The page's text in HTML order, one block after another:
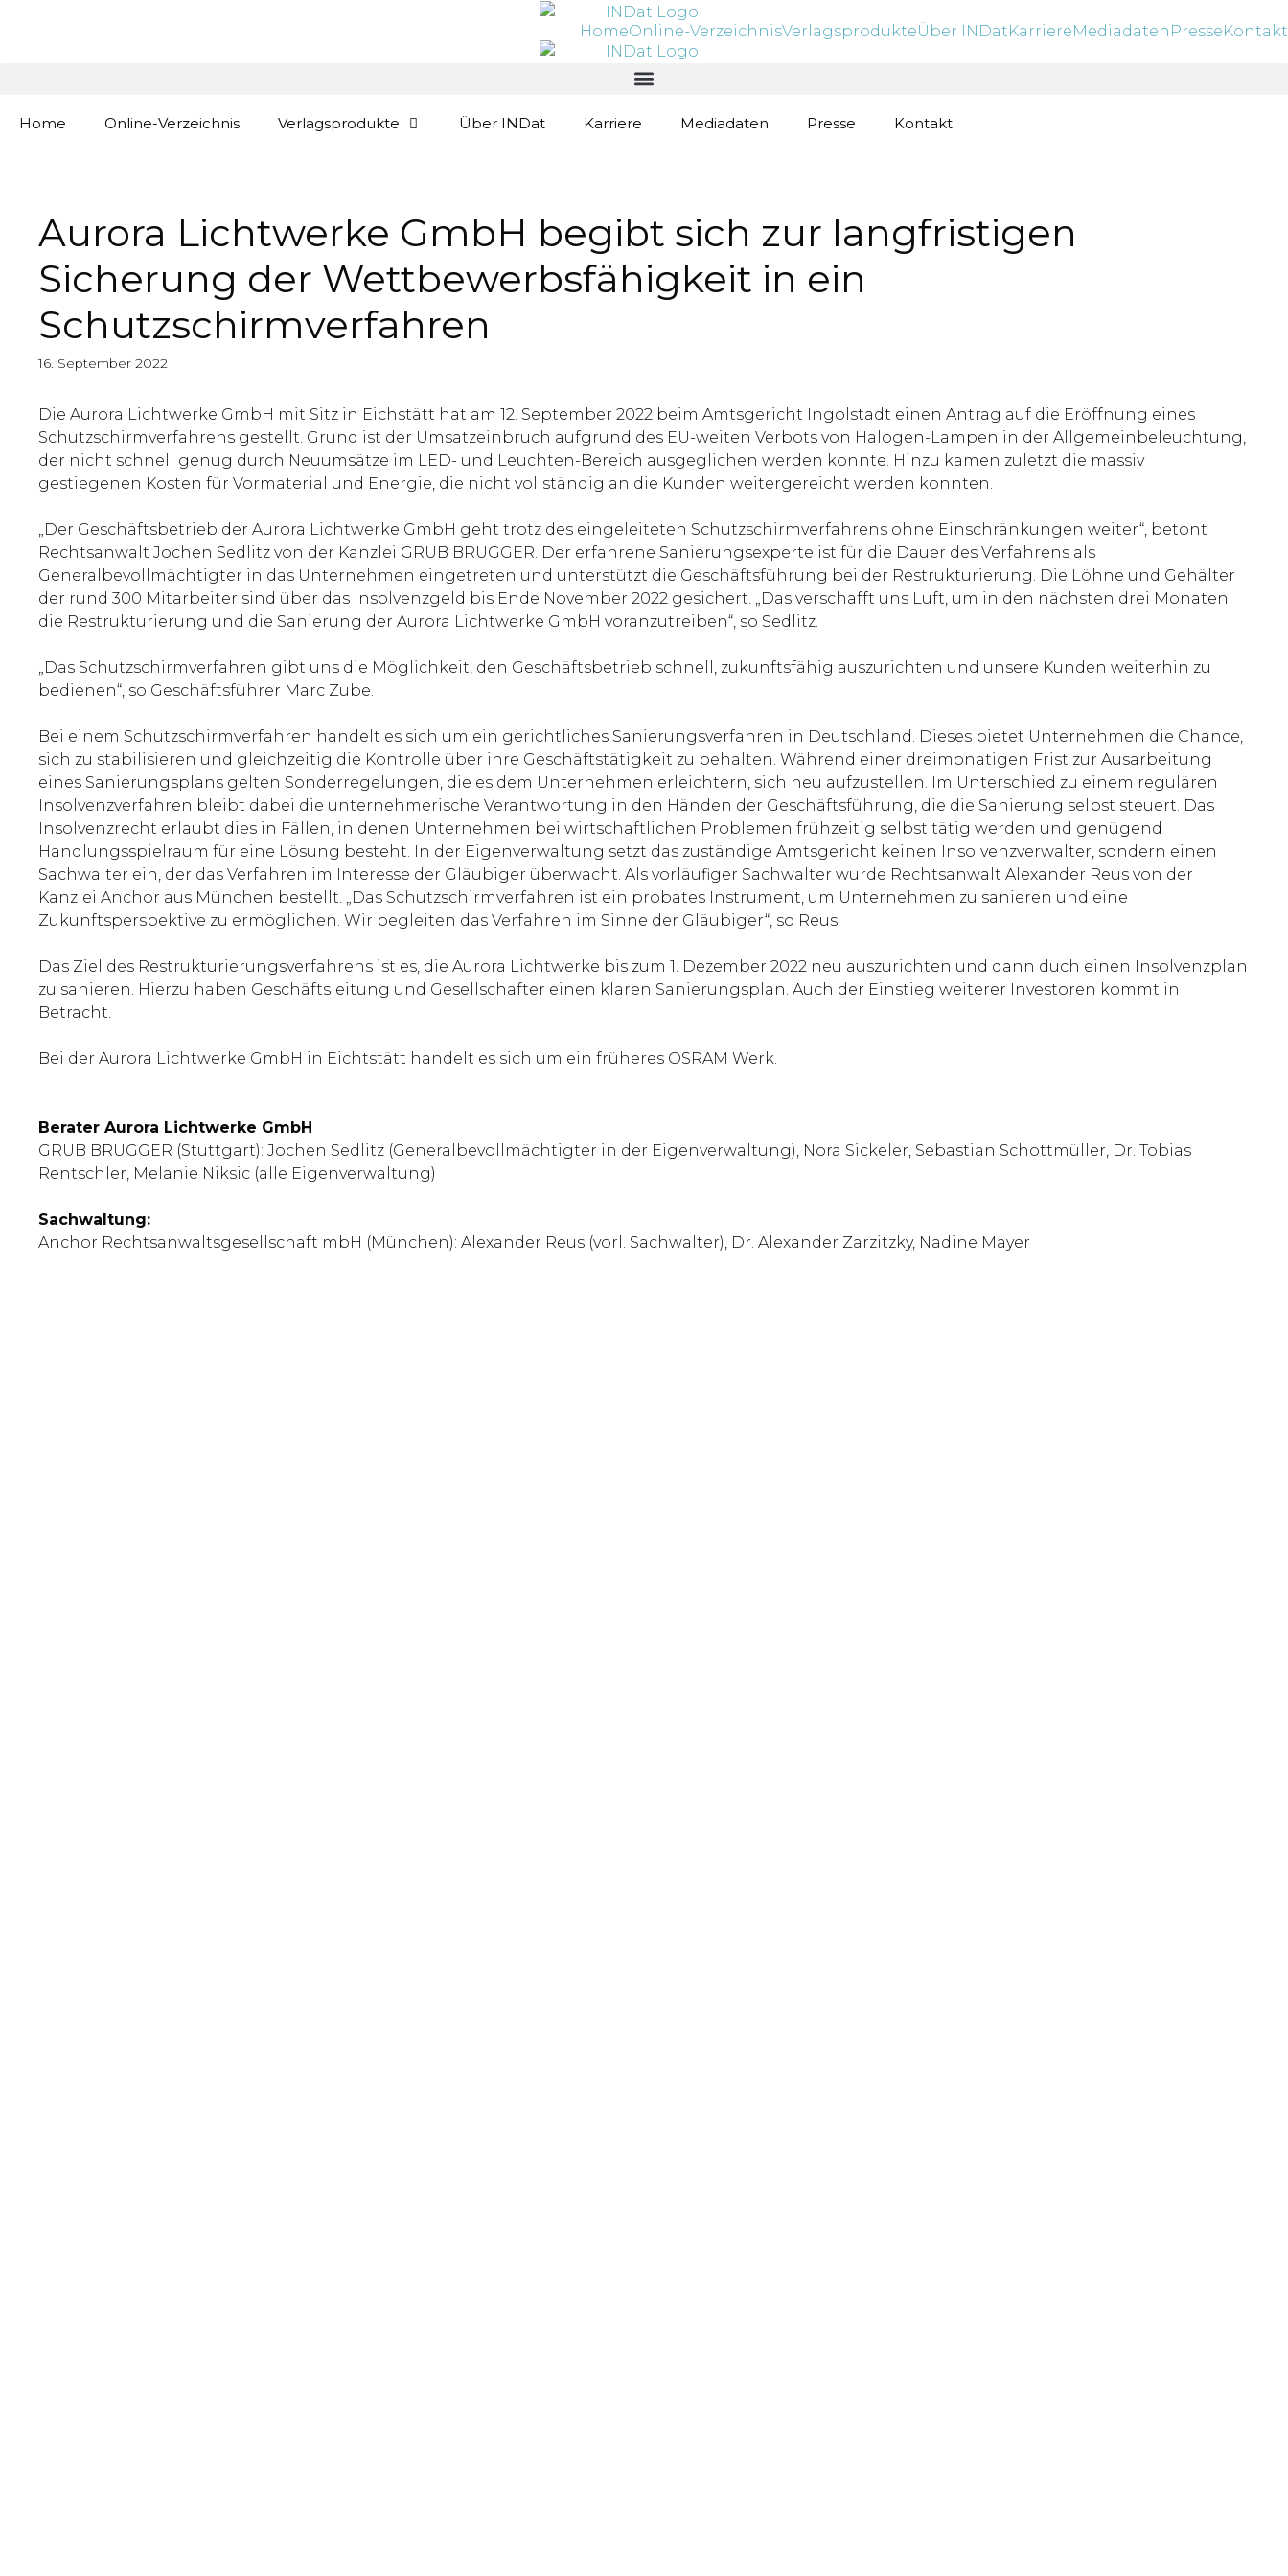
HomeOnline-VerzeichnisVerlagsprodukteÜber INDatKarriereMediadaten PresseKontakt
Home Online-Verzeichnis Verlagsprodukte Über INDat Karriere Mediadaten Presse Kontakt
Aurora Lichtwerke GmbH begibt sich zur langfristigen
Sicherung der Wettbewerbsfähigkeit in ein
Schutzschirmverfahren
16. September 2022
Die Aurora Lichtwerke GmbH mit Sitz in Eichstätt hat am 12. September 2022 beim Amtsgericht Ingolstadt einen Antrag auf die Eröffnung eines
Schutzschirmverfahrens gestellt. Grund ist der Umsatzeinbruch aufgrund des EU-weiten Verbots von Halogen-Lampen in der Allgemeinbeleuchtung,
der nicht schnell genug durch Neuumsätze im LED- und Leuchten-Bereich ausgeglichen werden konnte. Hinzu kamen zuletzt die massiv
gestiegenen Kosten für Vormaterial und Energie, die nicht vollständig an die Kunden weitergereicht werden konnten.
„Der Geschäftsbetrieb der Aurora Lichtwerke GmbH geht trotz des eingeleiteten Schutzschirmverfahrens ohne Einschränkungen weiter“, betont
Rechtsanwalt Jochen Sedlitz von der Kanzlei GRUB BRUGGER. Der erfahrene Sanierungsexperte ist für die Dauer des Verfahrens als
Generalbevollmächtigter in das Unternehmen eingetreten und unterstützt die Geschäftsführung bei der Restrukturierung. Die Löhne und Gehälter
der rund 300 Mitarbeiter sind über das Insolvenzgeld bis Ende November 2022 gesichert. „Das verschafft uns Luft, um in den nächsten drei Monaten
die Restrukturierung und die Sanierung der Aurora Lichtwerke GmbH voranzutreiben“, so Sedlitz.
„Das Schutzschirmverfahren gibt uns die Möglichkeit, den Geschäftsbetrieb schnell, zukunftsfähig auszurichten und unsere Kunden weiterhin zu
bedienen“, so Geschäftsführer Marc Zube.
Bei einem Schutzschirmverfahren handelt es sich um ein gerichtliches Sanierungsverfahren in Deutschland. Dieses bietet Unternehmen die Chance,
sich zu stabilisieren und gleichzeitig die Kontrolle über ihre Geschäftstätigkeit zu behalten. Während einer dreimonatigen Frist zur Ausarbeitung
eines Sanierungsplans gelten Sonderregelungen, die es dem Unternehmen erleichtern, sich neu aufzustellen. Im Unterschied zu einem regulären
Insolvenzverfahren bleibt dabei die unternehmerische Verantwortung in den Händen der Geschäftsführung, die die Sanierung selbst steuert. Das
Insolvenzrecht erlaubt dies in Fällen, in denen Unternehmen bei wirtschaftlichen Problemen frühzeitig selbst tätig werden und genügend
Handlungsspielraum für eine Lösung besteht. In der Eigenverwaltung setzt das zuständige Amtsgericht keinen Insolvenzverwalter, sondern einen
Sachwalter ein, der das Verfahren im Interesse der Gläubiger überwacht. Als vorläufiger Sachwalter wurde Rechtsanwalt Alexander Reus von der
Kanzlei Anchor aus München bestellt. „Das Schutzschirmverfahren ist ein probates Instrument, um Unternehmen zu sanieren und eine
Zukunftsperspektive zu ermöglichen. Wir begleiten das Verfahren im Sinne der Gläubiger“, so Reus.
Das Ziel des Restrukturierungsverfahrens ist es, die Aurora Lichtwerke bis zum 1. Dezember 2022 neu auszurichten und dann duch einen Insolvenzplan
zu sanieren. Hierzu haben Geschäftsleitung und Gesellschafter einen klaren Sanierungsplan. Auch der Einstieg weiterer Investoren kommt in
Betracht.
Bei der Aurora Lichtwerke GmbH in Eichtstätt handelt es sich um ein früheres OSRAM Werk.
Berater Aurora Lichtwerke GmbH
GRUB BRUGGER (Stuttgart): Jochen Sedlitz (Generalbevollmächtigter in der Eigenverwaltung), Nora Sickeler, Sebastian Schottmüller, Dr. Tobias
Rentschler, Melanie Niksic (alle Eigenverwaltung)
Sachwaltung:
Anchor Rechtsanwaltsgesellschaft mbH (München): Alexander Reus (vorl. Sachwalter), Dr. Alexander Zarzitzky, Nadine Mayer